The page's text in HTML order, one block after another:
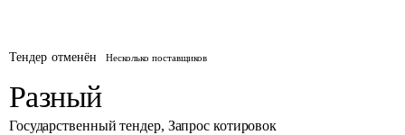
Тендер отменён Несколько поставщиков
Разный
Государственный тендер, Запрос котировок